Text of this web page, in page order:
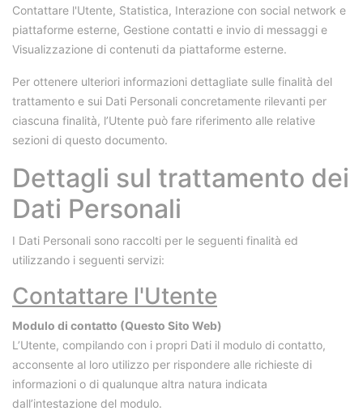
Contattare l'Utente, Statistica, Interazione con social network e
piattaforme esterne, Gestione contatti e invio di messaggi e
Visualizzazione di contenuti da piattaforme esterne.
Per ottenere ulteriori informazioni dettagliate sulle finalità del
trattamento e sui Dati Personali concretamente rilevanti per
ciascuna finalità, l’Utente può fare riferimento alle relative
sezioni di questo documento.
Dettagli sul trattamento dei
Dati Personali
I Dati Personali sono raccolti per le seguenti finalità ed
utilizzando i seguenti servizi:
Contattare l'Utente
Modulo di contatto (Questo Sito Web)
L’Utente, compilando con i propri Dati il modulo di contatto,
acconsente al loro utilizzo per rispondere alle richieste di
informazioni o di qualunque altra natura indicata
dall’intestazione del modulo.